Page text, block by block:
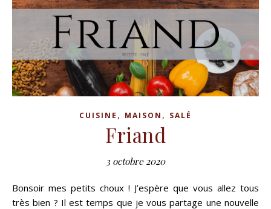
CUISINE , MAISON , SALÉ
Friand
3 octobre 2020
Bonsoir mes petits choux ! J’espère que vous allez tous
très bien ? Il est temps que je vous partage une nouvelle